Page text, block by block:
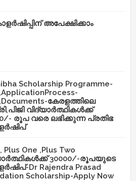
അപേക്ഷിക്കാം
Scholarship Programme-
കേരളത്തിലെ
വിദ്യാർത്ഥികൾക്ക്
രൂപ വരെ ലഭിക്കുന്ന പ്രതിഭ
Plus One ,Plus Two
30000/-രൂപയുടെ
Dr Rajendra Prasad
Scholarship-Apply Now